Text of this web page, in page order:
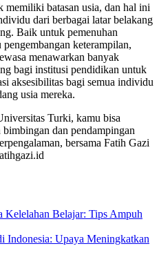
batasan usia, dan hal ini
dari berbagai latar belakang
Baik untuk pemenuhan
keterampilan,
menawarkan banyak
bagi institusi pendidikan untuk
aksesibilitas bagi semua individu
usia mereka.
Turki, kamu bisa
dan pendampingan
bersama Fatih Gazi
Kelelahan Belajar: Tips Ampuh
Indonesia: Upaya Meningkatkan